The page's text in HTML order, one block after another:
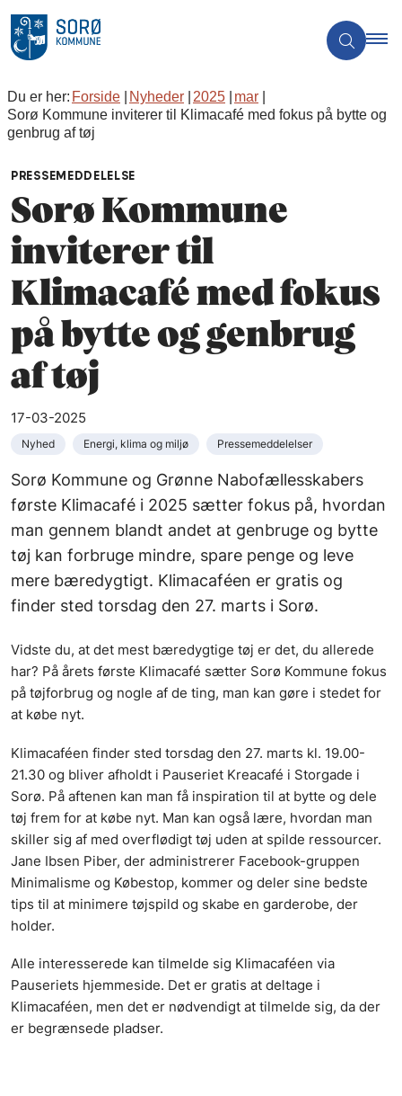
Du er her: Forside Nyheder 2025
mar
Sorø Kommune inviterer til Klimacafé med fokus på bytte og
genbrug af tøj
PRESSEMEDDELELSE
Sorø Kommune
inviterer til
Klimacafé med fokus
på bytte og genbrug
af tøj
17-03-2025
Nyhed Energi, klima og miljø Pressemeddelelser
Sorø Kommune og Grønne Nabofællesskabers
første Klimacafé i 2025 sætter fokus på, hvordan
man gennem blandt andet at genbruge og bytte
tøj kan forbruge mindre, spare penge og leve
mere bæredygtigt. Klimacaféen er gratis og
finder sted torsdag den 27. marts i Sorø.
Vidste du, at det mest bæredygtige tøj er det, du allerede
har? På årets første Klimacafé sætter Sorø Kommune fokus
på tøjforbrug og nogle af de ting, man kan gøre i stedet for
at købe nyt.
Klimacaféen finder sted torsdag den 27. marts kl. 19.00-
21.30 og bliver afholdt i Pauseriet Kreacafé i Storgade i
Sorø. På aftenen kan man få inspiration til at bytte og dele
tøj frem for at købe nyt. Man kan også lære, hvordan man
skiller sig af med overflødigt tøj uden at spilde ressourcer.
Jane Ibsen Piber, der administrerer Facebook-gruppen
Minimalisme og Købestop, kommer og deler sine bedste
tips til at minimere tøjspild og skabe en garderobe, der
holder.
Alle interesserede kan tilmelde sig Klimacaféen via
Pauseriets hjemmeside. Det er gratis at deltage i
Klimacaféen, men det er nødvendigt at tilmelde sig, da der
er begrænsede pladser.